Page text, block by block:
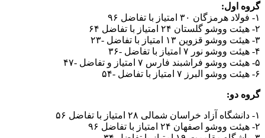
گروه اول:
۱- فولاد هرمزگان ۳۰ امتیاز با تفاضل ۹۶
۲- هیئت ووشو گلستان ۲۴ امتیاز با تفاضل ۶۴
۳- هیئت ووشو قزوین ۱۳ امتیاز با تفاضل -۲۳
۴- هیئت ووشو نور ۷ امتیاز با تفاضل -۳۶
۵- هیئت ووشو فراشبند فارس ۷ امتیاز و تفاضل -۴۷
۶- هیئت ووشو البرز ۷ امتیاز با تفاضل -۵۴
گروه دو:
۱- دانشگاه آزاد خراسان شمالی ۲۸ امتیاز با تفاضل ۵۶
۲- هیئت ووشو اصفهان ۲۴ امتیاز با تفاضل ۹۶